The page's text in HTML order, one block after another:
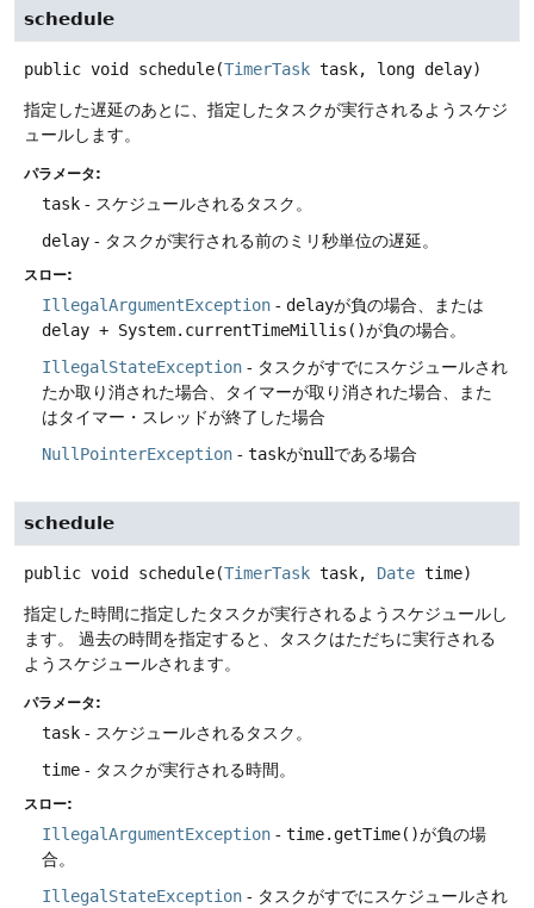
schedule
public void schedule(TimerTask task, long delay)
指定した遅延のあとに、指定したタスクが実行されるようスケジ
ュールします。
パラメータ:
task - スケジュールされるタスク。
delay - タスクが実行される前のミリ秒単位の遅延。
スロー:
IllegalArgumentException - delayが負の場合、または
delay + System.currentTimeMillis()が負の場合。
IllegalStateException - タスクがすでにスケジュールされ
たか取り消された場合、タイマーが取り消された場合、また
はタイマー・スレッドが終了した場合
NullPointerException - taskがnullである場合
schedule
public void schedule(TimerTask task, Date time)
指定した時間に指定したタスクが実行されるようスケジュールし
ます。
過去の時間を指定すると、タスクはただちに実行される
ようスケジュールされます。
パラメータ:
task - スケジュールされるタスク。
time - タスクが実行される時間。
スロー:
IllegalArgumentException - time.getTime()が負の場
合。
IllegalStateException - タスクがすでにスケジュールされ